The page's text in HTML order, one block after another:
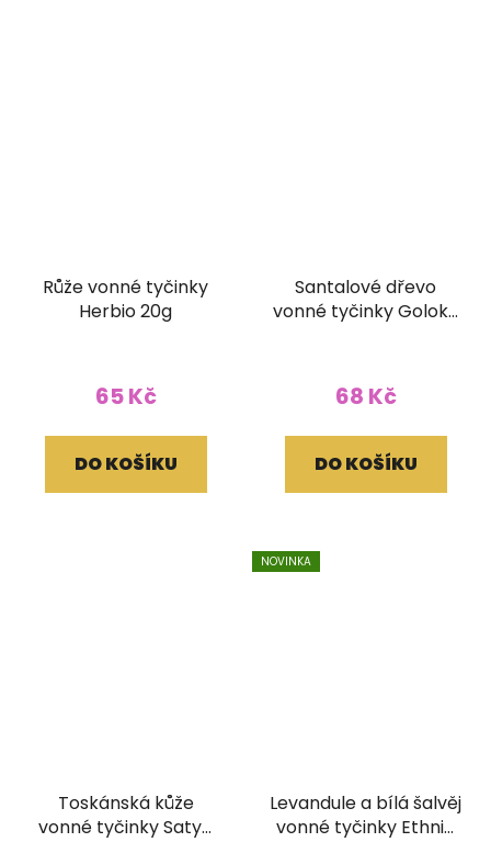
Růže vonné tyčinky
Herbio 20g
65 Kč
DO KOŠÍKU
Santalové dřevo
vonné tyčinky Goloka
68 Kč
DO KOŠÍKU
Toskánská kůže
vonné tyčinky Satya
NOVINKA
Levandule a bílá šalvěj
vonné tyčinky Ethnic